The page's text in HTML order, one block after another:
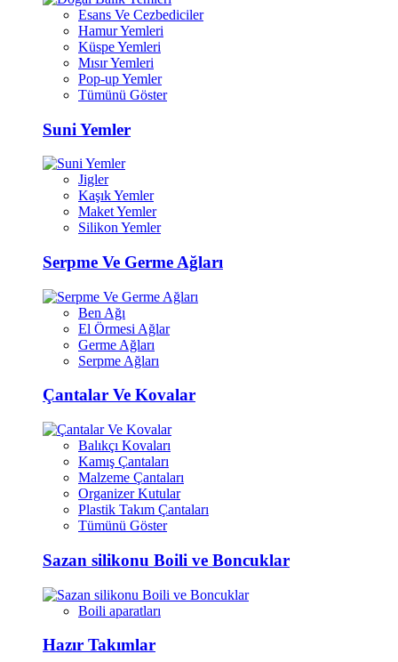
Esans Ve Cezbediciler
Hamur Yemleri
Küspe Yemleri
Mısır Yemleri
Pop-up Yemler
Tümünü Göster
Suni Yemler
Jigler
Kaşık Yemler
Maket Yemler
Silikon Yemler
Serpme Ve Germe Ağları
Ben Ağı
El Örmesi Ağlar
Germe Ağları
Serpme Ağları
Çantalar Ve Kovalar
Balıkçı Kovaları
Kamış Çantaları
Malzeme Çantaları
Organizer Kutular
Plastik Takım Çantaları
Tümünü Göster
Sazan silikonu Boili ve Boncuklar
Boili aparatları
Hazır Takımlar